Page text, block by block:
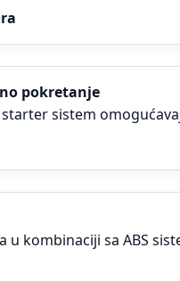
pokretanje
starter sistem
u kombinaciji sa ABS